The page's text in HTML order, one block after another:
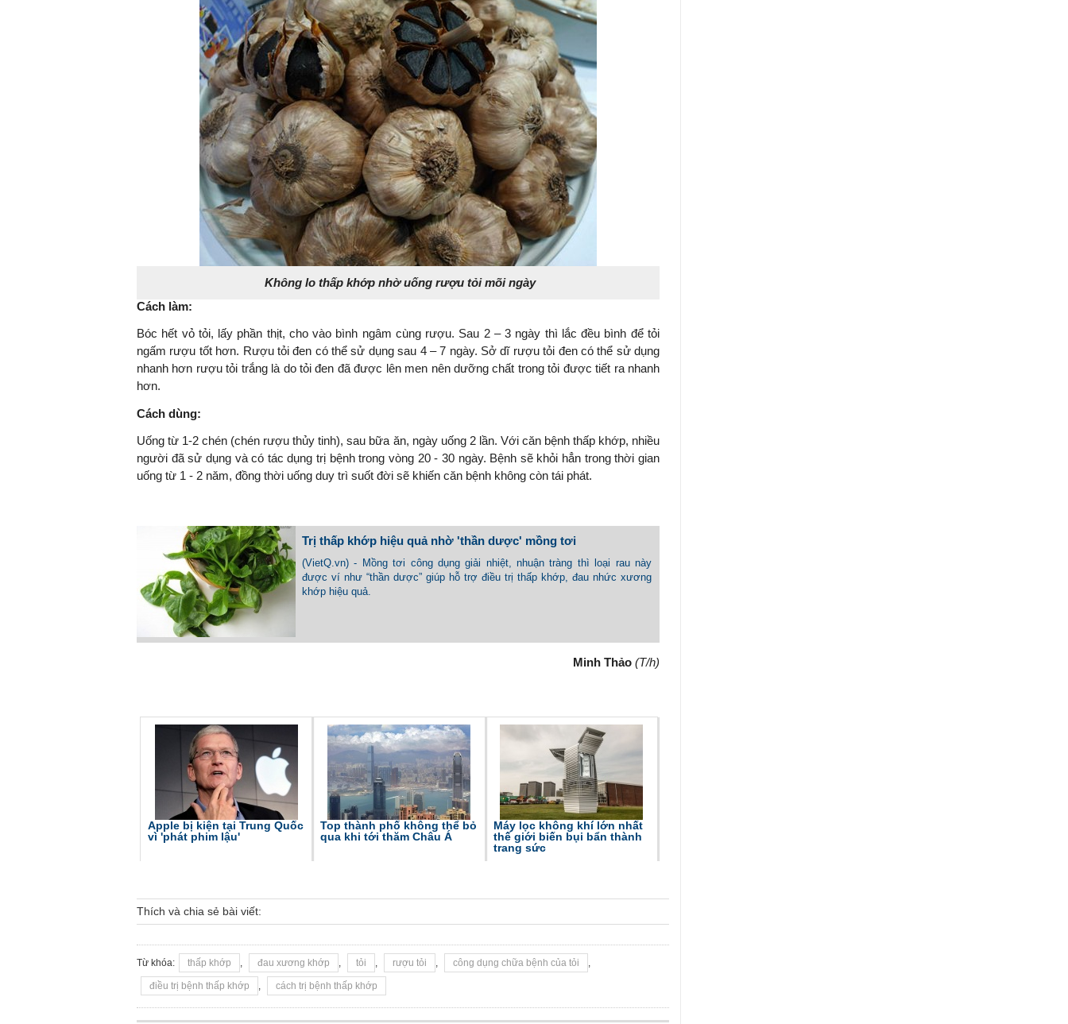
Không lo thấp khớp nhờ uống rượu tỏi mõi ngày
Cách làm:
Bóc hết vỏ tỏi, lấy phần thịt, cho vào bình ngâm cùng rượu. Sau 2 – 3 ngày thì lắc đều bình để tỏi
ngấm rượu tốt hơn. Rượu tỏi đen có thể sử dụng sau 4 – 7 ngày. Sở dĩ rượu tỏi đen có thể sử dụng
nhanh hơn rượu tỏi trắng là do tỏi đen đã được lên men nên dưỡng chất trong tỏi được tiết ra nhanh
hơn.
Cách dùng:
Uống từ 1-2 chén (chén rượu thủy tinh), sau bữa ăn, ngày uống 2 lần. Với căn bệnh thấp khớp, nhiều
người đã sử dụng và có tác dụng trị bệnh trong vòng 20 - 30 ngày. Bệnh sẽ khỏi hẳn trong thời gian
uống từ 1 - 2 năm, đồng thời uống duy trì suốt đời sẽ khiến căn bệnh không còn tái phát.
Trị thấp khớp hiệu quả nhờ 'thần dược' mồng tơi
(VietQ.vn) - Mồng tơi công dụng giải nhiệt, nhuận tràng thì loại rau này
được ví như “thần dược” giúp hỗ trợ điều trị thấp khớp, đau nhức xương
khớp hiệu quả.
Minh Thảo (T/h)
Apple bị kiện tại Trung Quốc
vì 'phát phim lậu'
Top thành phố không thể bỏ
qua khi tới thăm Châu Á
Máy lọc không khí lớn nhất
thế giới biến bụi bẩn thành
trang sức
Thích và chia sẻ bài viết:
Từ khóa: thấp khớp , đau xương khớp , tỏi , rượu tỏi , công dụng chữa bệnh của tỏi ,
điều trị bệnh thấp khớp , cách trị bệnh thấp khớp